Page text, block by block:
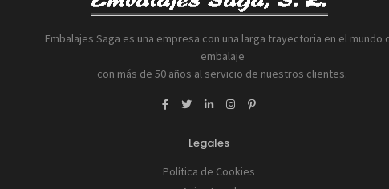
Embalajes Saga es una empresa con una larga trayectoria en el mundo
embalaje
con más de 50 años al servicio de nuestros clientes.
Legales
Política de Cookies